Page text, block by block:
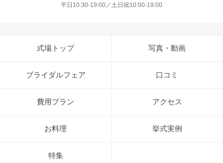
平日10:30-19:00／土日祝10:00-19:00
式場トップ 写真・動画
ブライダルフェア 口コミ
費用プラン アクセス
お料理 挙式実例
特集